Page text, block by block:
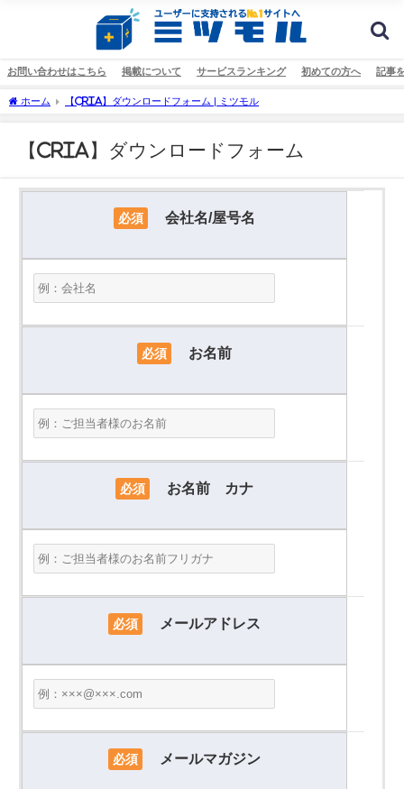
お問い合わせはこちら 掲載について サービスランキング 初めての方へ 記事
ホーム 【CRIA】ダウンロードフォーム | ミツモル
【CRIA】ダウンロードフォーム
必須 会社名/屋号名
必須 お名前
必須 お名前 カナ
必須 メールアドレス
必須 メールマガジン